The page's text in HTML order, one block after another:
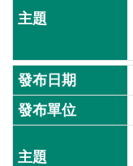
保
管
理
個
人
資